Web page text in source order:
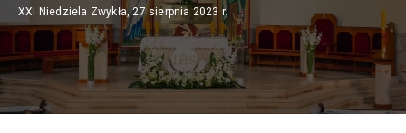
Cmentarz
Kancelaria
Kontakt
XXI Niedziela Zwykła, 27 sierpnia 2023 r.